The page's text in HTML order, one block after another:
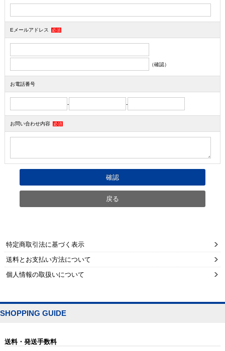
Eメールアドレス 必須
（確認）
お電話番号
- -
お問い合わせ内容 必須
特定商取引法に基づく表示
送料とお支払い方法について
個人情報の取扱いについて
SHOPPING GUIDE
送料・発送手数料